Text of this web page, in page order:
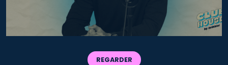
REGARDER